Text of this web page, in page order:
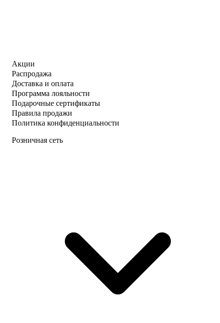
Акции
Распродажа
Доставка и оплата
Программа лояльности
Подарочные сертификаты
Правила продажи
Политика конфиденциальности
Розничная сеть